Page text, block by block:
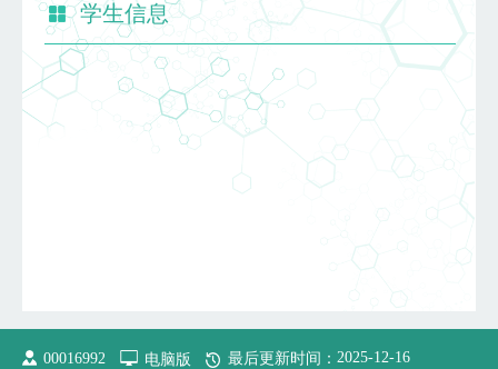
学生信息
00016992 电脑版 最后更新时间： 2025-12-16